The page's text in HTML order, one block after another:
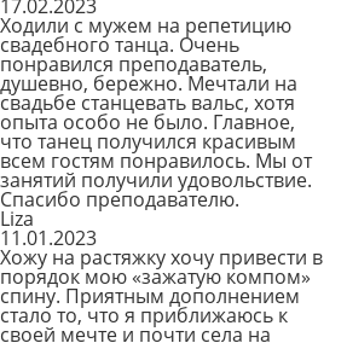
17.02.2023
Ходили с мужем на репетицию
свадебного танца. Очень
понравился преподаватель,
душевно, бережно. Мечтали на
свадьбе станцевать вальс, хотя
опыта особо не было. Главное,
что танец получился красивым
всем гостям понравилось. Мы от
занятий получили удовольствие.
Спасибо преподавателю.
Liza
11.01.2023
Хожу на растяжку хочу привести в
порядок мою «зажатую компом»
спину. Приятным дополнением
стало то, что я приближаюсь к
своей мечте и почти села на